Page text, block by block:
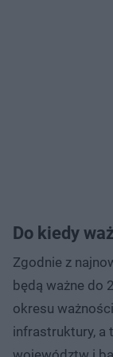
Do kiedy
Zgodnie z
będą ważne do
okresu
infrastruktury, a